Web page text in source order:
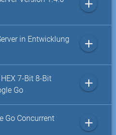
add
in Entwicklung
add
7-Bit 8-Bit
Go
add
Go Concurrent
add